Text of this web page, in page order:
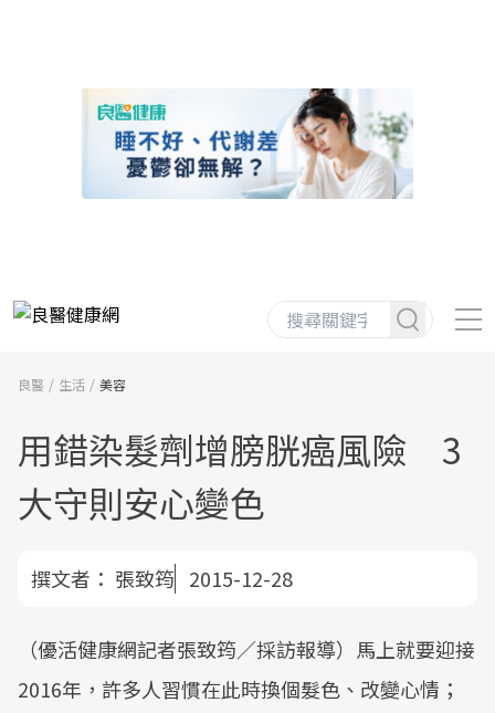
良醫 生活 美容
用錯染髮劑增膀胱癌風險 3
大守則安心變色
撰文者： 張致筠 2015-12-28
（優活健康網記者張致筠／採訪報導）馬上就要迎接
2016年，許多人習慣在此時換個髮色、改變心情；